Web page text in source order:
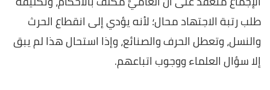
طلب رتبة الاجتهاد محال؛ لأنه يؤدي إلى انقطاع الحرث
والنسل، وتعطل الحرف والصنائع، وإذا استحال هذا لم يبق
إلا سؤال العلماء ووجوب اتباعهم.